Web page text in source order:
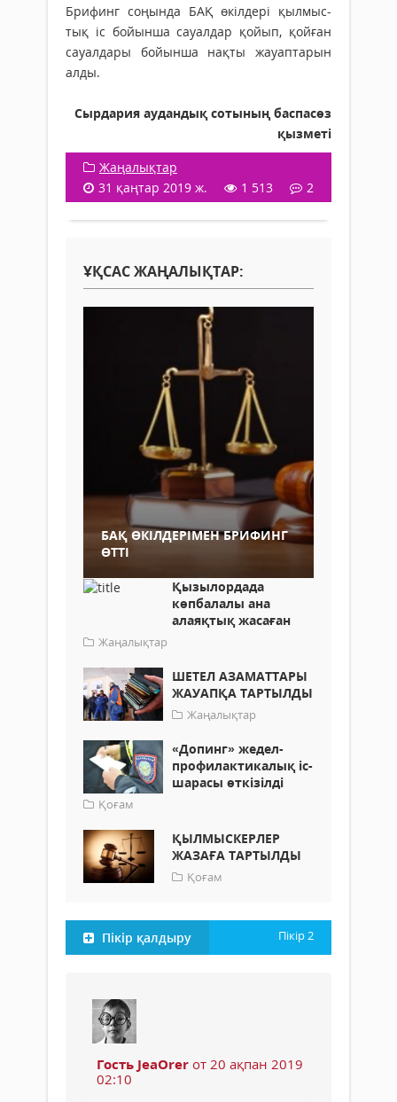
Брифинг соңында БАҚ өкілдері қылмыс­
тық іс бойынша сауалдар қойып, қойған
сауалдары бойынша нақты жауаптарын
алды.
Сырдария аудандық сотының баспасөз
қызметі
Жаңалықтар
31 қаңтар 2019 ж.
1 513 2
ҰҚСАС ЖАҢАЛЫҚТАР:
БАҚ ӨКІЛДЕРІМЕН БРИФИНГ
ӨТТІ
Қызылордада
көпбалалы ана
алаяқтық жасаған
Жаңалықтар
ШЕТЕЛ АЗАМАТТАРЫ
ЖАУАПҚА ТАРТЫЛДЫ
Жаңалықтар
«Допинг» жедел-
профилактикалық іс-
шарасы өткізілді
Қоғам
ҚЫЛМЫСКЕРЛЕР
ЖАЗАҒА ТАРТЫЛДЫ
Қоғам
Пікір қалдыру Пікір2
Гость JeaOrer от 20 ақпан 2019
02:10